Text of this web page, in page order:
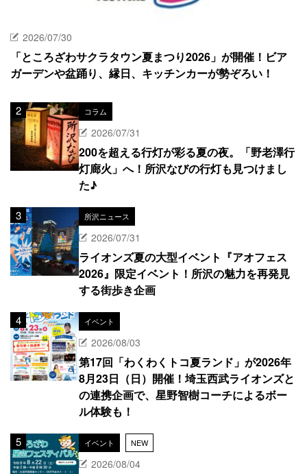
2026/07/30
「ところざわサクラタウン夏まつり2026」が開催！ビア
ガーデンや盆踊り、縁日、キッチンカーが勢ぞろい！
コラム
2026/07/31
200を超える行灯が彩る夏の夜。「野老澤行
灯廊火」へ！所沢なびの行灯も見つけまし
た♪
所沢ニュース
2026/07/31
ライオンズ夏の大型イベント『アオフェス
2026』限定イベント！所沢の魅力を再発見
する街歩き企画
イベント
2026/08/03
第17回「わくわくトコ夏ランド」が2026年
8月23日（日）開催！埼玉西武ライオンズと
の連携企画で、星野智樹コーチによるボー
ル体験も！
イベント NEW
2026/08/04